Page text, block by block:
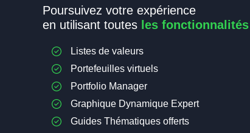
Poursuivez votre expérience
en utilisant toutes les fonctionnalités
Listes de valeurs
Portefeuilles virtuels
Portfolio Manager
Graphique Dynamique Expert
Guides Thématiques offerts